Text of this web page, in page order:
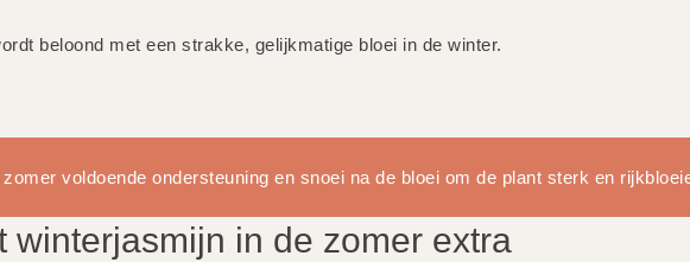
beloond met een strakke, gelijkmatige bloei in de winter.
voldoende ondersteuning en snoei na de bloei om de plant sterk en
winterjasmijn in de zomer extra